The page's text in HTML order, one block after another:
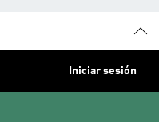
Iniciar sesión